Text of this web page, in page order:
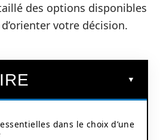
des options disponibles
votre décision.
dans le choix d’une